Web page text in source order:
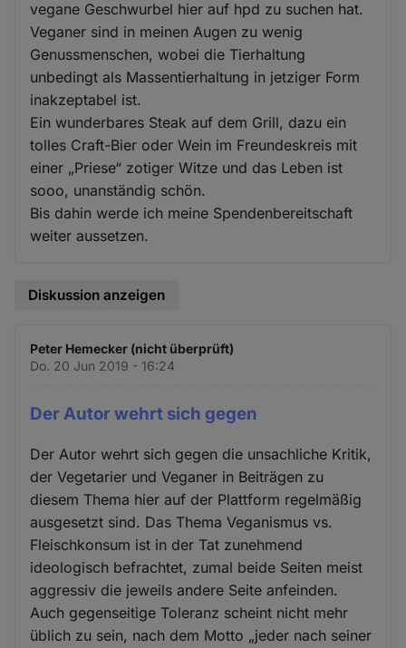
vegane Geschwurbel hier auf hpd zu suchen hat.
Veganer sind in meinen Augen zu wenig
Genussmenschen, wobei die Tierhaltung
unbedingt als Massentierhaltung in jetziger Form
inakzeptabel ist.
Ein wunderbares Steak auf dem Grill, dazu ein
tolles Craft-Bier oder Wein im Freundeskreis mit
einer „Priese“ zotiger Witze und das Leben ist
sooo, unanständig schön.
Bis dahin werde ich meine Spendenbereitschaft
weiter aussetzen.
Diskussion anzeigen
Peter Hemecker (nicht überprüft)
Do. 20 Jun 2019 - 16:24
Der Autor wehrt sich gegen
Der Autor wehrt sich gegen die unsachliche Kritik,
der Vegetarier und Veganer in Beiträgen zu
diesem Thema hier auf der Plattform regelmäßig
ausgesetzt sind. Das Thema Veganismus vs.
Fleischkonsum ist in der Tat zunehmend
ideologisch befrachtet, zumal beide Seiten meist
aggressiv die jeweils andere Seite anfeinden.
Auch gegenseitige Toleranz scheint nicht mehr
üblich zu sein, nach dem Motto „jeder nach seiner